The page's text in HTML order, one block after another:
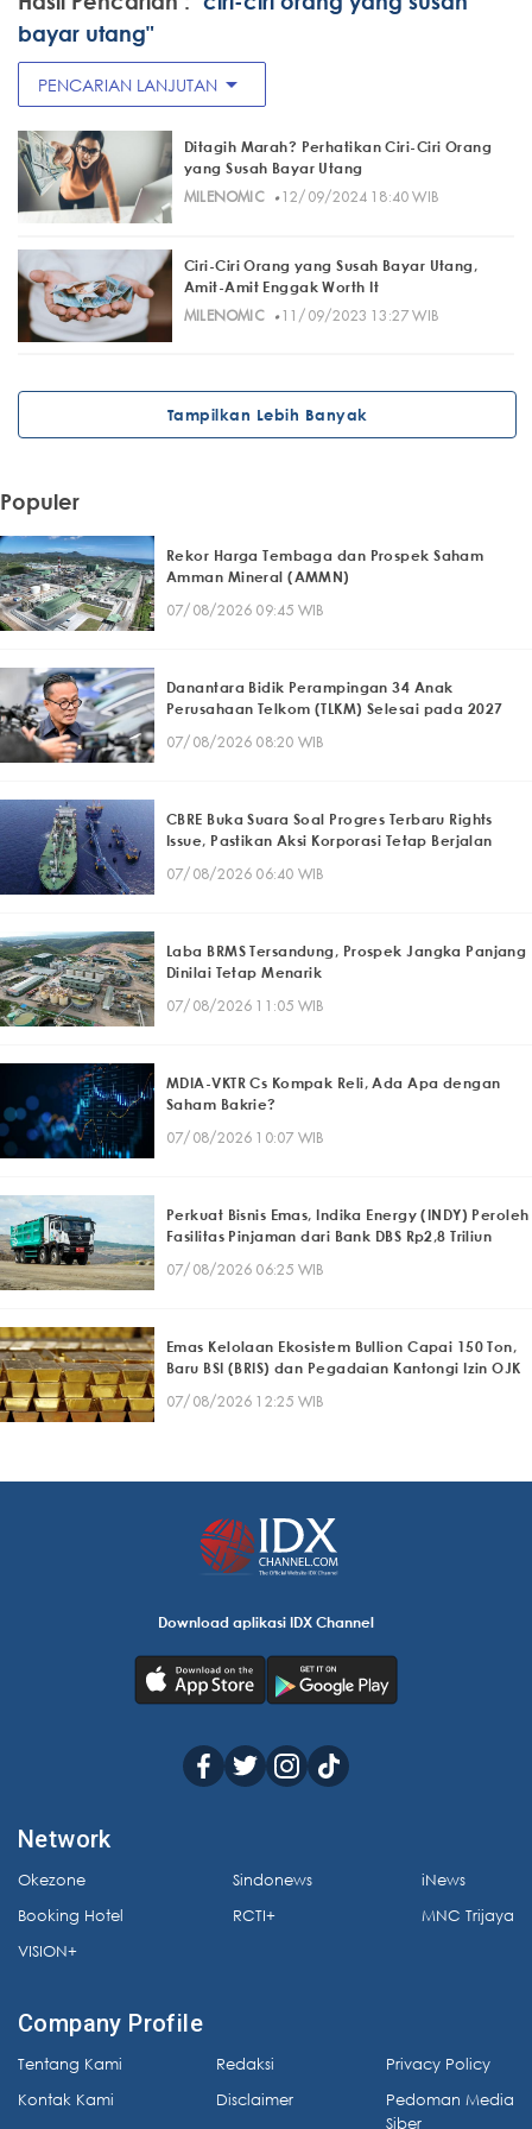
bayar utang"
PENCARIAN LANJUTAN arrow_drop_down
Ditagih Marah? Perhatikan Ciri-Ciri Orang
yang Susah Bayar Utang
MILENOMIC· 12/09/2024 18:40 WIB
Ciri-Ciri Orang yang Susah Bayar Utang,
Amit-Amit Enggak Worth It
MILENOMIC· 11/09/2023 13:27 WIB
Tampilkan Lebih Banyak
Populer
Rekor Harga Tembaga dan Prospek Saham
Amman Mineral (AMMN)
07/08/2026 09:45 WIB
Danantara Bidik Perampingan 34 Anak
Perusahaan Telkom (TLKM) Selesai pada 2027
07/08/2026 08:20 WIB
CBRE Buka Suara Soal Progres Terbaru Rights
Issue, Pastikan Aksi Korporasi Tetap Berjalan
07/08/2026 06:40 WIB
Laba BRMS Tersandung, Prospek Jangka Panjang
Dinilai Tetap Menarik
07/08/2026 11:05 WIB
MDIA-VKTR Cs Kompak Reli, Ada Apa dengan
Saham Bakrie?
07/08/2026 10:07 WIB
Perkuat Bisnis Emas, Indika Energy (INDY) Peroleh
Fasilitas Pinjaman dari Bank DBS Rp2,8 Triliun
07/08/2026 06:25 WIB
Emas Kelolaan Ekosistem Bullion Capai 150 Ton,
Baru BSI (BRIS) dan Pegadaian Kantongi Izin OJK
07/08/2026 12:25 WIB
Download aplikasi IDX Channel
Network
Okezone
Booking Hotel
VISION+
Sindonews
RCTI+
iNews
MNC Trijaya
Company Profile
Tentang Kami
Kontak Kami
Redaksi
Disclaimer
Privacy Policy
Pedoman Media
Siber